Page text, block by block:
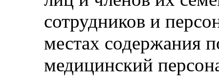
сотрудников и
местах содержания
медицинский